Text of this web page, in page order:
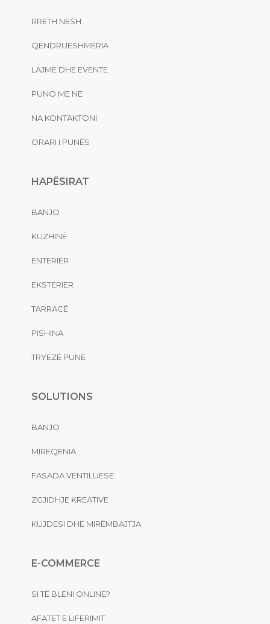
RRETH NESH
QËNDRUESHMËRIA
LAJME DHE EVENTE
PUNO ME NE
NA KONTAKTONI
ORARI I PUNËS
HAPËSIRAT
BANJO
KUZHINË
ENTERIER
EKSTERIER
TARRACË
PISHINA
TRYEZË PUNE
SOLUTIONS
BANJO
MIRËQENIA
FASADA VENTILUESE
ZGJIDHJE KREATIVE
KUJDESI DHE MIRËMBAJTJA
E-COMMERCE
SI TË BLENI ONLINE?
AFATET E LIFERIMIT